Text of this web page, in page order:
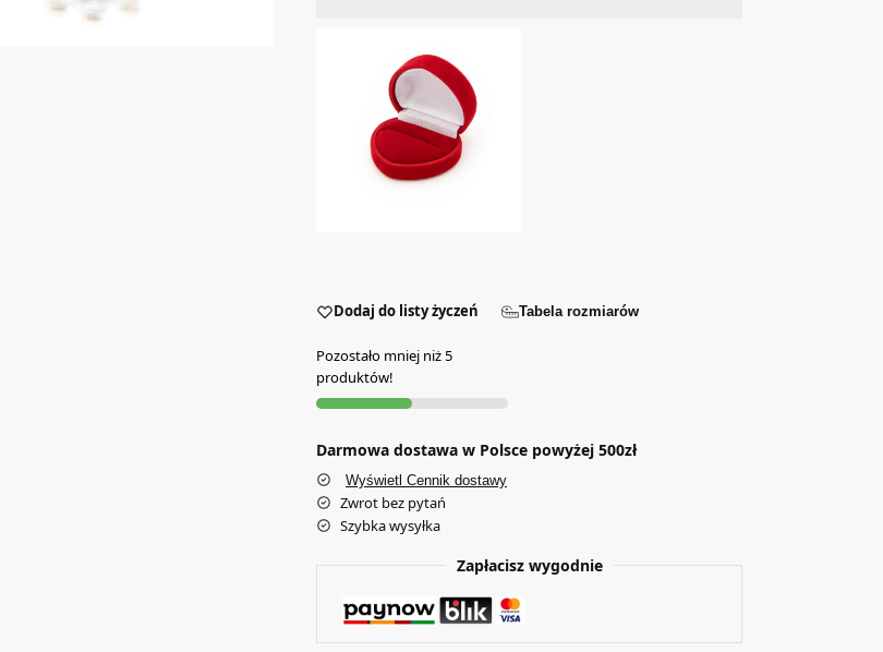
Dodaj do listy życzeń Tabela rozmiarów
Pozostało mniej niż 5
produktów!
Darmowa dostawa w Polsce powyżej 500zł
Wyświetl Cennik dostawy
Zwrot bez pytań
Szybka wysyłka
Zapłacisz wygodnie